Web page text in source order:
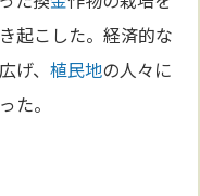
起こした。経済的な
げ、植民地の人々に
た。